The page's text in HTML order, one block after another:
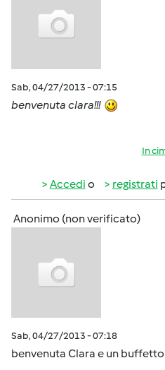
Sab, 04/27/2013 - 07:15
benvenuta clara!!!
In
Accedi o registrati
Anonimo (non verificato)
Sab, 04/27/2013 - 07:18
benvenuta Clara e un